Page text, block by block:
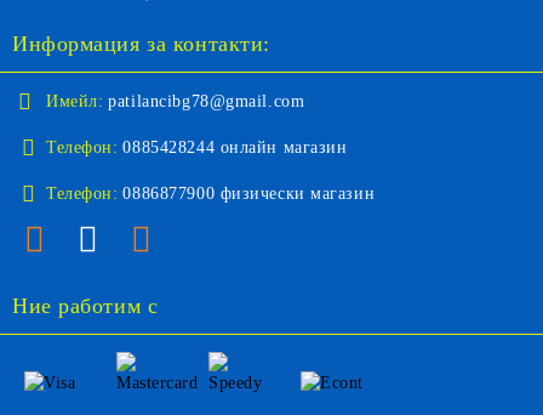
Информация за контакти:
Имейл: patilancibg78@gmail.com
Телефон: 0885428244 онлайн магазин
Телефон: 0886877900 физически магазин
Ние работим с